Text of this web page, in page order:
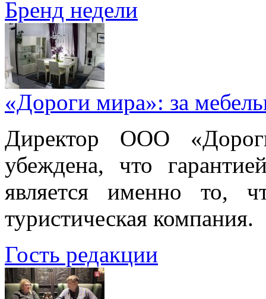
Бренд недели
«Дороги мира»: за
Директор ООО
убеждена, что
является именно то,
туристическая компания.
Гость редакции